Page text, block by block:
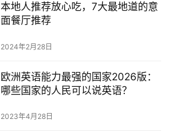
本地人推荐放心吃，7大最地道的意
面餐厅推荐
2024年2月28日
欧洲英语能力最强的国家2026版：
哪些国家的人民可以说英语？
2023年4月28日